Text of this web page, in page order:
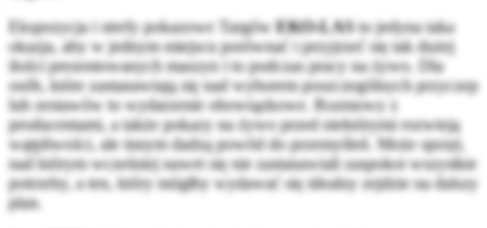
Ekspozycja i strefy pokazowe TargówEKO-LASto jedyna taka
okazja, aby w jednym miejscu porównać i przyjrzeć się tak dużej
ilości prezentowanych maszyn i to podczas pracy na żywo. Dla
osób, które zastanawiają się nad wyborem poszczególnych przyczep
lub zestawów to wydarzenie obowiązkowe. Rozmowy z
producentami, a także pokazy na żywo przed niektórymi rozwieją
wątpliwości, ale innym dadzą powód do przemyśleń. Może sprzęt,
nad którym wcześniej nawet się nie zastanawiali zaspokoi wszystkie
potrzeby, a ten, który mógłby wydawać się idealny zejdzie na dalszy
plan.